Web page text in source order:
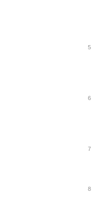
5
6
7
8